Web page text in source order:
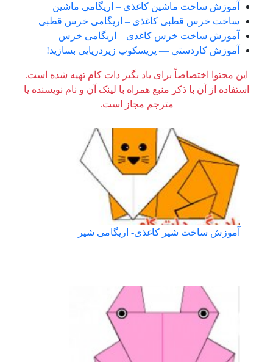
آموزش ساخت ماشین کاغذی – اریگامی ماشین
ساخت خرس قطبی کاغذی – اریگامی خرس قطبی
آموزش ساخت خرس کاغذی – اریگامی خرس
آموزش کاردستی — پریسکوپ زیردریایی بسازید!
این محتوا اختصاصاً برای یاد بگیر دات کام تهیه شده است.
استفاده از آن با ذکر منبع همراه با لینک آن و نام نویسنده یا
مترجم مجاز است.
آموزش ساخت شیر کاغذی- اریگامی شیر